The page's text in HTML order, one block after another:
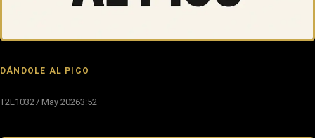
DÁNDOLE AL PICO
T2E10327 May 20263:52